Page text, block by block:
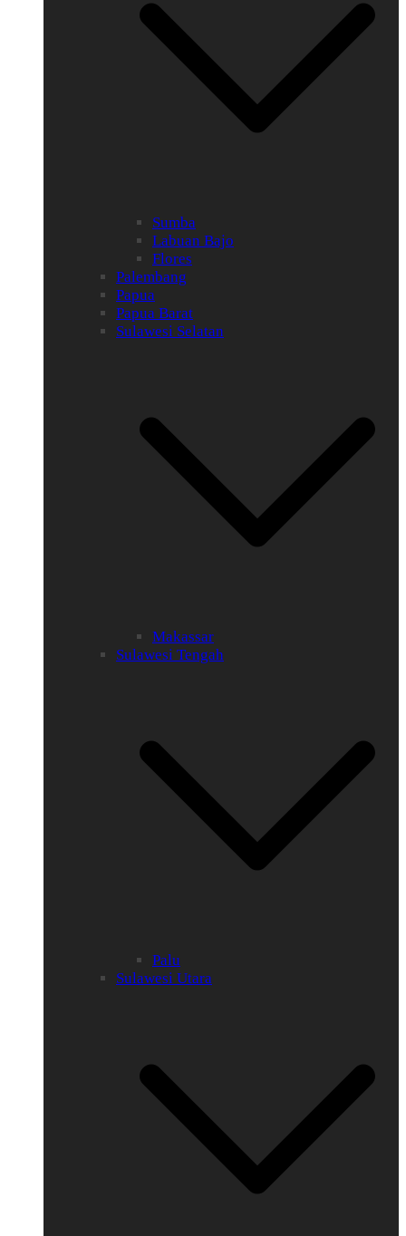
Sumba
Labuan Bajo
Flores
Palembang
Papua
Papua Barat
Sulawesi Selatan
Makassar
Sulawesi Tengah
Palu
Sulawesi Utara